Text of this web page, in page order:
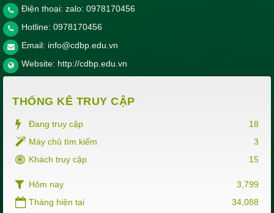
Điện thoại: zalo: 0978170456
Hotline: 0978170456
Email: info@cdbp.edu.vn
Website: http://cdbp.edu.vn
THỐNG KÊ TRUY CẬP
Đang truy cập
18
Máy chủ tìm kiếm
3
Khách truy cập
15
Hôm nay
3,799
Tháng hiện tại
34,088